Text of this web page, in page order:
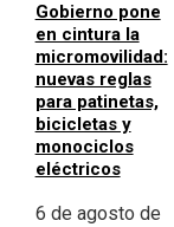
Gobierno pone
en cintura la
micromovilidad:
nuevas reglas
para patinetas,
bicicletas y
monociclos
eléctricos
6 de agosto de